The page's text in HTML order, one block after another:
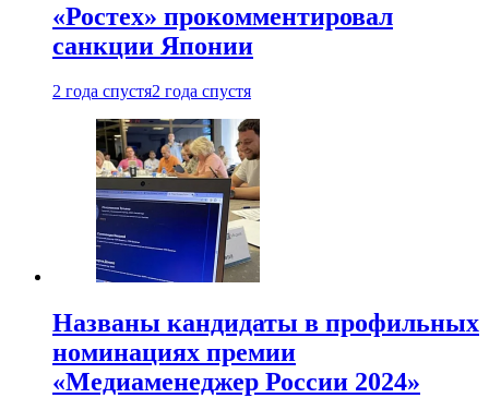
«Ростех» прокомментировал
санкции Японии
2 года спустя2 года спустя
Названы кандидаты в профильных
номинациях премии
«Медиаменеджер России 2024»